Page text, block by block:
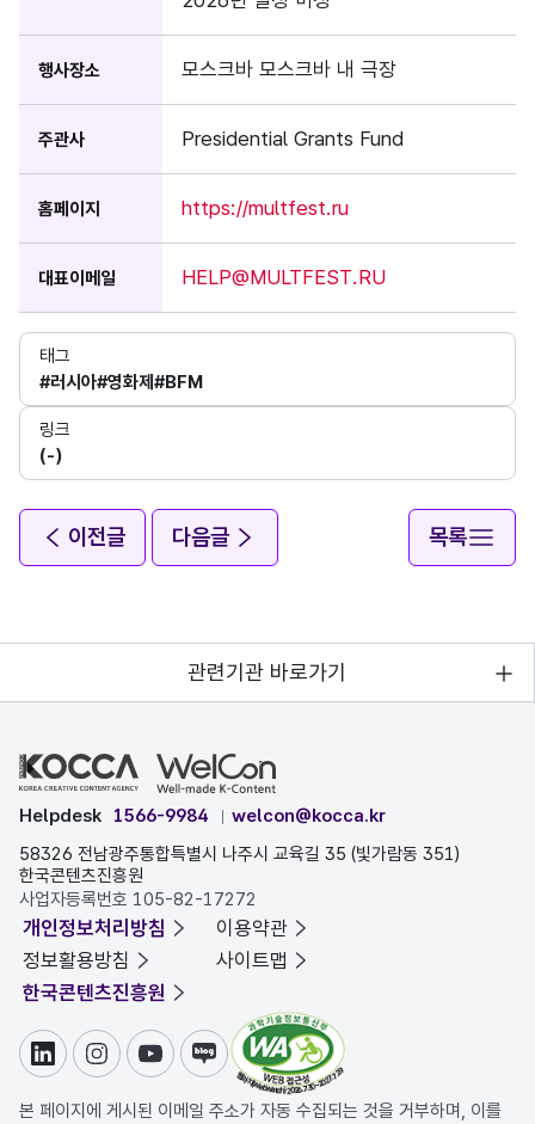
행사장소 모스크바 모스크바 내 극장
주관사 Presidential Grants Fund
홈페이지 https://multfest.ru
대표이메일 HELP@MULTFEST.RU
태그
#러시아#영화제 #BFM
링크
(-)
이전글 다음글 목록
관련기관 바로가기
Helpdesk 1566-9984
welcon@kocca.kr
58326 전남광주통합특별시 나주시 교육길 35 (빛가람동 351)
한국콘텐츠진흥원
사업자등록번호 105-82-17272
개인정보처리방침
이용약관
정보활용방침
사이트맵
한국콘텐츠진흥원
링크드인인스타그램
유튜브블로그
본 페이지에 게시된 이메일 주소가 자동 수집되는 것을 거부하며, 이를